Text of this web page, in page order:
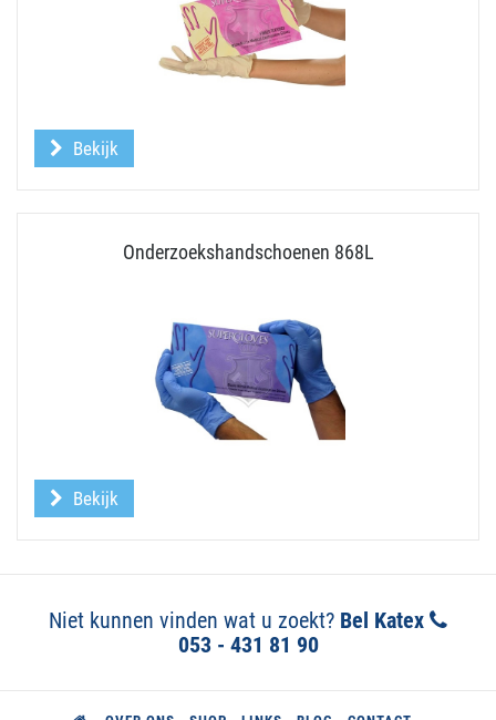
Bekijk
Onderzoekshandschoenen 868L
Bekijk
Niet kunnen vinden wat u zoekt? Bel Katex
053 - 431 81 90